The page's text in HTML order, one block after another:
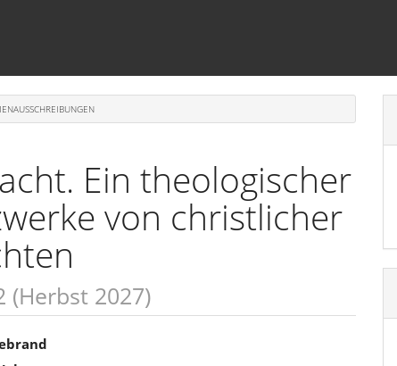
Ein theologischer
von christlicher
(Herbst 2027)